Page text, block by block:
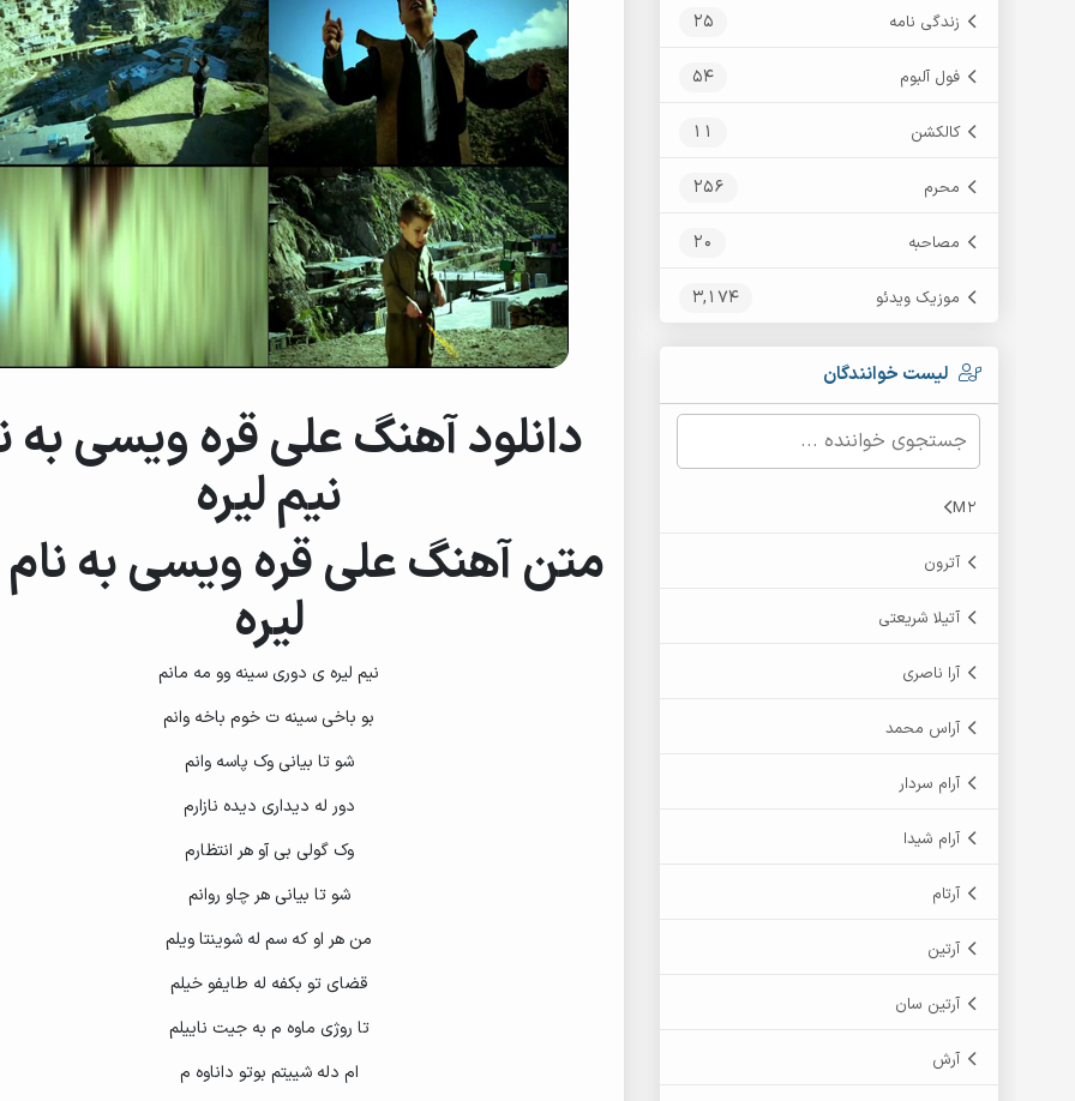
زندگی نامه 25
فول آلبوم 54
کالکشن 11
محرم 256
مصاحبه 20
موزیک ویدئو 3,174
لیست خوانندگان
M2
آترون
آتیلا شریعتی
آرا ناصری
آراس محمد
آرام سردار
آرام شیدا
آرتام
آرتین
آرتین سان
آرش
دانلود آهنگ علی قره ویسی به
نیم لیره
متن آهنگ علی قره ویسی به
لیره
نیم لیره ی دوری سینه وو مه مانم
بو باخی سینه ت خوم باخه وانم
شو تا بیانی وک پاسه وانم
دور له دیداری دیده نازارم
وک گولی بی آو هر انتظارم
شو تا بیانی هر چاو روانم
من هر او که سم له شوینتا ویلم
قضای تو بکفه له طایفو خیلم
تا روژی ماوه م به جیت ناییلم
ام دله شییتم بوتو داناوه م